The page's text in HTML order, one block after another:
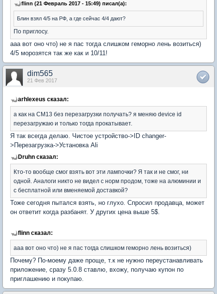
flinn (21 Февраль 2017 - 15:49) писал(а):
Блин взял 4/5 на РФ, а где сейчас 4/4 дают?
По приглосу.
aaa вот оно что) не я пас тогда слишком геморно лень возиться)
4/5 морозятся так же как и 10/11!
dim565
21 Фев 2017
arhlexeus сказал:
а как на CM13 без перезагрузки получать? я меняю device id
перезагружаю и только тогда прокатывает.
Я так всегда делаю. Чистое устройство->ID changer-
>Перезагрузка->Установка Ali
Druhn сказал:
Кто-то вообще смог взять вот эти лампочки? Я так и не смог, ни
одной. Аналоги никто не видел с норм продом, тоже на алюминии и
с бесплатной или вменяемой доставкой?
Тоже сегодня пытался взять, но глухо. Спросил продавца, может
он ответит когда разбанят. У других цена выше 5$.
flinn сказал:
aaa вот оно что) не я пас тогда слишком геморно лень возиться)
Почему? По-моему даже проще, т.к не нужно переустанавливать
приложение, сразу 5.0.8 ставлю, вхожу, получаю купон по
приглашению и покупаю.